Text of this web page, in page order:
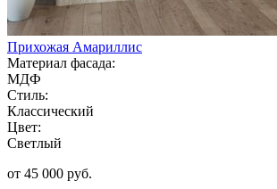
Прихожая Амариллис
Материал фасада:
МДФ
Стиль:
Классический
Цвет:
Светлый
от 45 000 руб.